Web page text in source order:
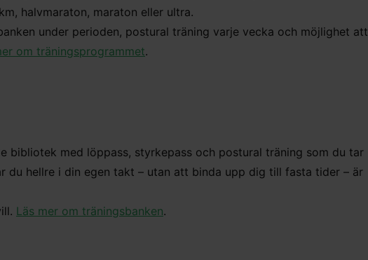
halvmaraton, maraton eller ultra.
under perioden, postural träning varje vecka och möjlighet att
om träningsprogrammet.
bibliotek med löppass, styrkepass och postural träning som du tar
du hellre i din egen takt – utan att binda upp dig till fasta tider – är
Läs mer om träningsbanken.